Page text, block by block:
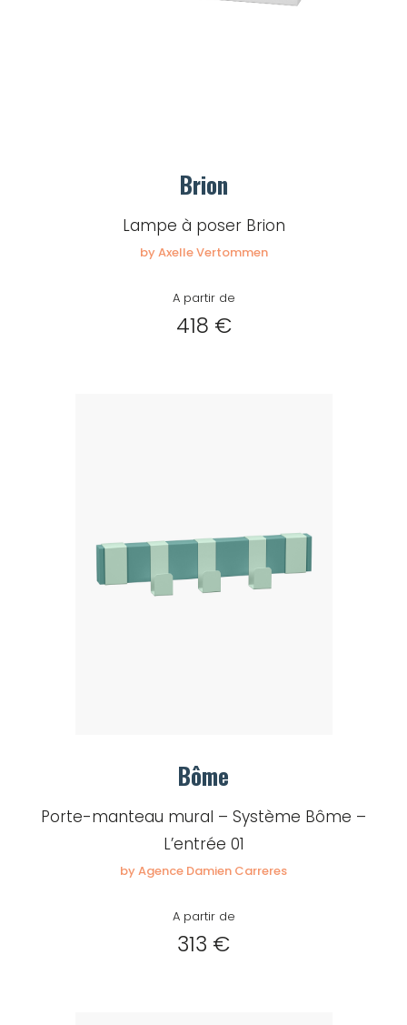
Brion
Lampe à poser Brion
by Axelle Vertommen
A partir de
418 €
Bôme
Porte-manteau mural – Système Bôme –
L’entrée 01
by Agence Damien Carreres
A partir de
313 €